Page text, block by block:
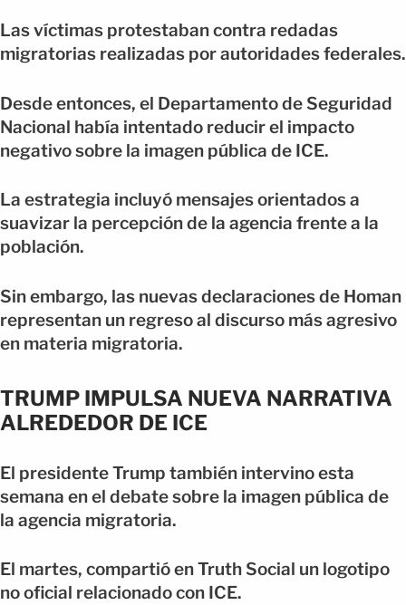
Las víctimas protestaban contra redadas
migratorias realizadas por autoridades federales.
Desde entonces, el Departamento de Seguridad
Nacional había intentado reducir el impacto
negativo sobre la imagen pública de ICE.
La estrategia incluyó mensajes orientados a
suavizar la percepción de la agencia frente a la
población.
Sin embargo, las nuevas declaraciones de Homan
representan un regreso al discurso más agresivo
en materia migratoria.
TRUMP IMPULSA NUEVA NARRATIVA
ALREDEDOR DE ICE
El presidente Trump también intervino esta
semana en el debate sobre la imagen pública de
la agencia migratoria.
El martes, compartió en Truth Social un logotipo
no oficial relacionado con ICE.